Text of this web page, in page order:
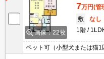
画像：22枚
7万円(管
敷
なし
1階
ペット可（小型犬または猫